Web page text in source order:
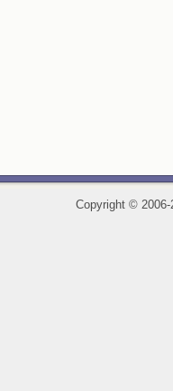
Copyright ©